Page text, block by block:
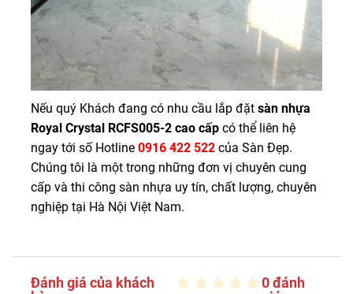
Nếu quý Khách đang có nhu cầu lắp đặt sàn nhựa
Royal Crystal RCFS005-2 cao cấp có thể liên hệ
ngay tới số Hotline 0916 422 522 của Sàn Đẹp.
Chúng tôi là một trong những đơn vị chuyên cung
cấp và thi công sàn nhựa uy tín, chất lượng, chuyên
nghiệp tại Hà Nội Việt Nam.
Đánh giá của khách
0 đánh